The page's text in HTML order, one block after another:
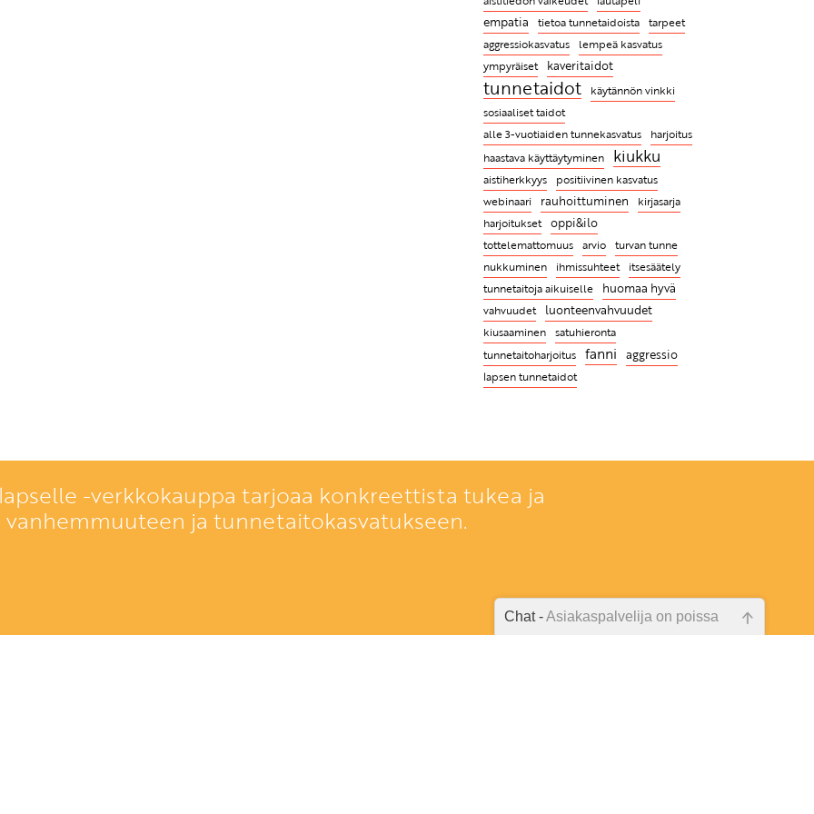
hyväksyvää puhetta ääneen
lapselle
Kiukku herkästi työntää
muita kauemmaksi, vaikka
todellisuudessa vihaisena
tarvitsisimme erityisen paljon
muiden apua ja ymmärrystä
Rakentava riitely on tärkeä
sosiaalinen taito - ILMAINEN
WEBINAARI 20.10. klo 18
"Turvallinen tunnehetki,
jonka aikana lapsi saa
tutustua tunteisiin ja
itseensä, on parasta
mahdollista yhdessäoloa"
- opeta tunnetaitoja
Luonteenvahvuustarina:
Paarma vie pyyhkeen
Empatiataidot eivät voi
puhjeta kukkaansa ilman
aikuisen esimerkkiä
Mitä ovat tunnetaidot ja
miksi niitä täytyy opetella?
empatia tietoa tunnetaidoista tarpeet
aggressiokasvatus
lempeä kasvatus
ympyräiset
kaveritaidot
tunnetaidot
käytännön vinkki
sosiaaliset taidot
alle 3-vuotiaiden tunnekasvatus
harjoitus
haastava käyttäytyminen kiukku
aistiherkkyys
positiivinen kasvatus
webinaari
rauhoittuminen
kirjasarja
harjoitukset oppi&ilo
tottelemattomuus arvio turvan tunne
nukkuminen
ihmissuhteet
itsesäätely
tunnetaitoja aikuiselle
huomaa hyvä
vahvuudet luonteenvahvuudet
kiusaaminen satuhieronta
tunnetaitoharjoitus fanni aggressio
lapsen tunnetaidot
-verkkokauppa tarjoaa konkreettista tukea ja
ja tunnetaitokasvatukseen.
Chat -Asiakaspalvelija on poissa